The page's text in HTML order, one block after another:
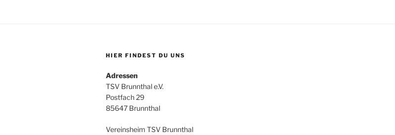
HIER FINDEST DU UNS
Adressen
TSV Brunnthal e.V.
Postfach 29
85647 Brunnthal
Vereinsheim TSV Brunnthal